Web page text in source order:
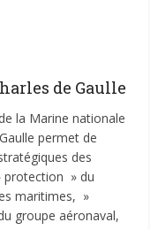
de Gaulle
la Marine nationale
permet de
des
protection » du
maritimes, »
groupe aéronaval,